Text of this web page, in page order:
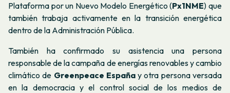
Plataforma por un Nuevo Modelo Energético (Px1NME) que
también trabaja activamente en la transición energética
dentro de la Administración Pública.
También ha confirmado su asistencia una persona
responsable de la campaña de energías renovables y cambio
climático de Greenpeace Españay otra persona versada
en la democracia y el control social de los medios de